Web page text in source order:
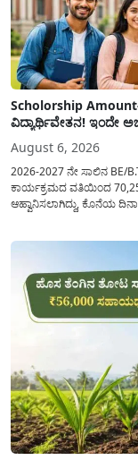
Scholorship
ವಿದ್ಯಾರ್ಥಿವೇತನ! ಇಂದೇ
August 6, 2026
2026-2027 ನೇ ಸಾಲಿನ BE/
ಕಾರ್ಯಕ್ರಮದ ವತಿಯಿಂದ
ಆಹ್ವಾನಿಸಲಾಗಿದ್ದು, ಕೊನೆಯ